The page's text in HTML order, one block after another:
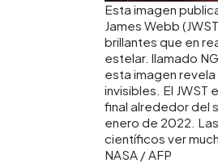
Esta imagen
James Webb
brillantes que en
estelar. llamado
esta imagen
invisibles. El
final alrededor del
enero de 2022.
científicos ver
NASA / AFP